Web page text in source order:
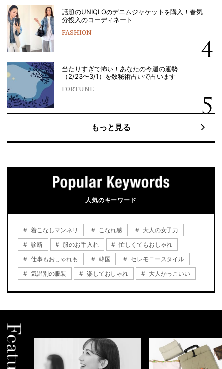
話題のUNIQLOのデニムジャケットを購入！春気
分投入のコーディネート
FASHION
当たりすぎて怖い！あなたの今週の運勢
（2/23〜3/1）を数秘術占いで占います
FORTUNE
もっと見る
人気のキーワード
着こなしマンネリ こなれ感
大人の女子力
診断
服のお手入れ
忙しくてもおしゃれ
仕事もおしゃれも
韓国
セレモニースタイル
気温別の服装
楽しておしゃれ 大人かっこいい